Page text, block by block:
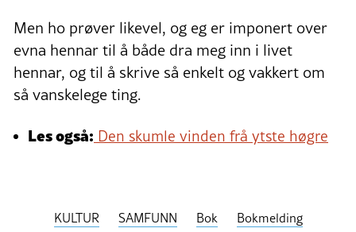
Men ho prøver likevel, og eg er imponert over
evna hennar til å både dra meg inn i livet
hennar, og til å skrive så enkelt og vakkert om
så vanskelege ting.
Les også: Den skumle vinden frå ytste høgre
KULTUR SAMFUNN Bok
Bokmelding